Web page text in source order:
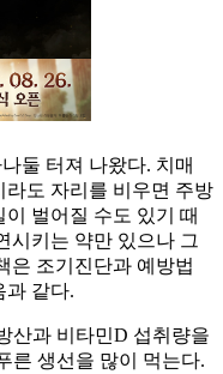
둘 터져 나왔다. 치매
도 자리를 비우면 주방
벌어질 수도 있기 때
시키는 약만 있으나 그
은 조기진단과 예방법
과 같다.
산과 비타민D 섭취량을
른 생선을 많이 먹는다.